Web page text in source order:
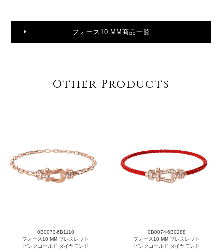
フォース10 MM商品一覧
Other Products
0B0073-6B1110
フォース10 MM ブレスレット
ピンクゴールド ダイヤモンド
0B0074-6B0288
フォース10 MM ブレスレット
ピンクゴールド ダイヤモンド